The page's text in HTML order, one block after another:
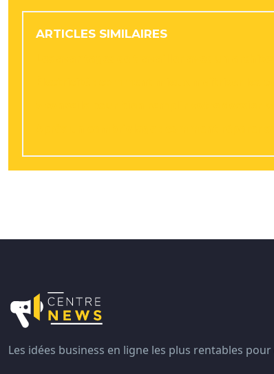
ARTICLES SIMILAIRES
Les idées business en ligne les plus rentables